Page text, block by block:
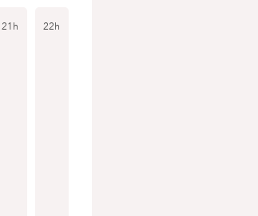
21h 22h